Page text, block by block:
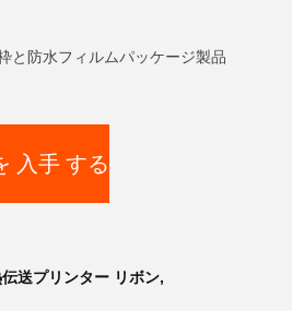
と防水フィルムパッケージ製品
入手 する
送プリンター リボン,